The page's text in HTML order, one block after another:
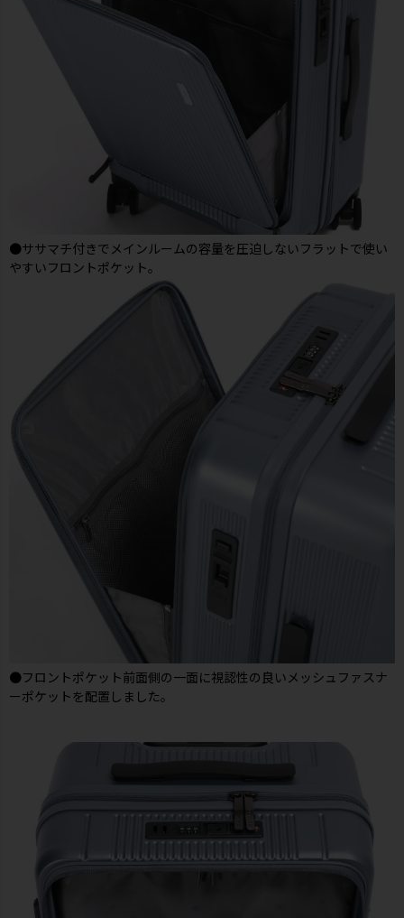
●ササマチ付きでメインルームの容量を圧迫しないフラットで使い
やすいフロントポケット。
●フロントポケット前面側の一面に視認性の良いメッシュファスナ
ーポケットを配置しました。